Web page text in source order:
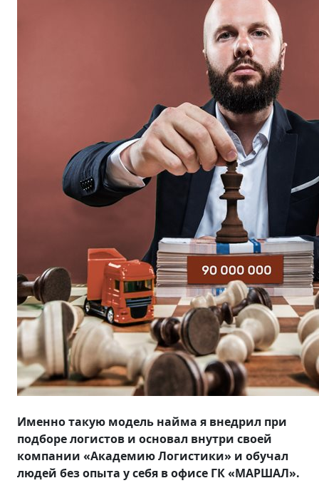
Именно такую модель найма я внедрил при
подборе логистов и основал внутри своей
компании «Академию Логистики» и обучал
людей без опыта у себя в офисе ГК «МАРШАЛ».